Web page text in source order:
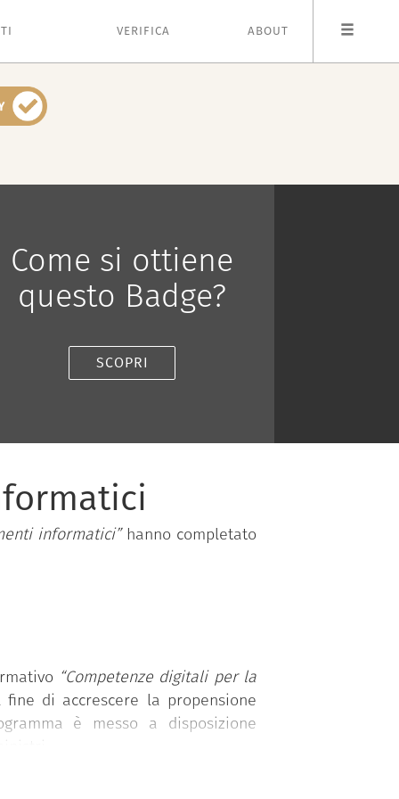
VERIFICA ABOUT
Come si ottiene
questo Badge?
SCOPRI
informatici”hanno completato
“Competenze digitali per la
di accrescere la propensione
è messo a disposizione